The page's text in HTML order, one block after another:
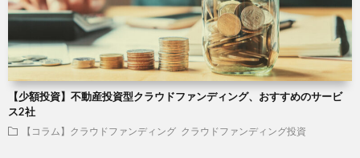
【少額投資】不動産投資型クラウドファンディング、おすすめのサービ
ス2社
【コラム】クラウドファンディング クラウドファンディング投資